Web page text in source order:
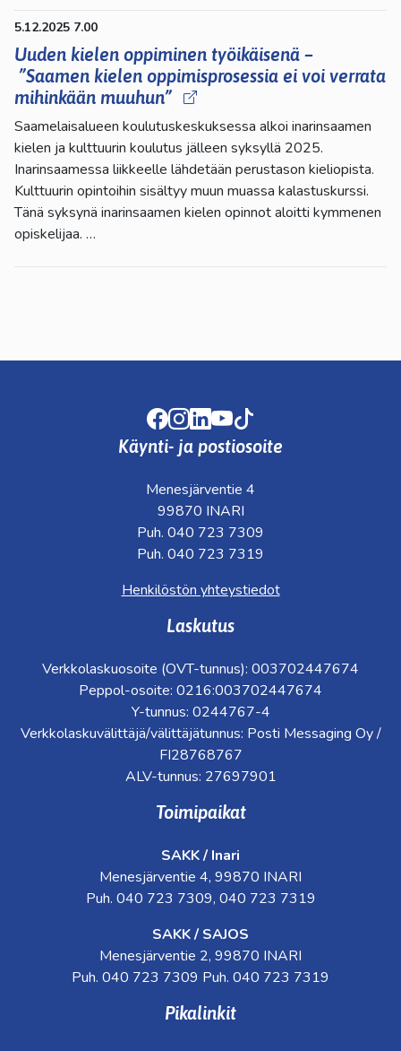
5.12.2025 7.00
Uuden kielen oppiminen työikäisenä –
”Saamen kielen oppimisprosessia ei voi verrata
mihinkään muuhun”
Saamelaisalueen koulutuskeskuksessa alkoi inarinsaamen
kielen ja kulttuurin koulutus jälleen syksyllä 2025.
Inarinsaamessa liikkeelle lähdetään perustason kieliopista.
Kulttuurin opintoihin sisältyy muun muassa kalastuskurssi.
Tänä syksynä inarinsaamen kielen opinnot aloitti kymmenen
opiskelijaa. …
Facebook
Instagram
LinkedIn
Youtube
Käynti- ja postiosoite
Menesjärventie 4
99870 INARI
Puh. 040 723 7309
Puh. 040 723 7319
Henkilöstön yhteystiedot
Laskutus
Verkkolaskuosoite (OVT-tunnus): 003702447674
Peppol-osoite: 0216:003702447674
Y-tunnus: 0244767-4
Verkkolaskuvälittäjä/välittäjätunnus: Posti Messaging Oy /
FI28768767
ALV-tunnus: 27697901
Toimipaikat
SAKK / Inari
Menesjärventie 4, 99870 INARI
Puh. 040 723 7309, 040 723 7319
SAKK / SAJOS
Menesjärventie 2, 99870 INARI
Puh. 040 723 7309 Puh. 040 723 7319
Pikalinkit